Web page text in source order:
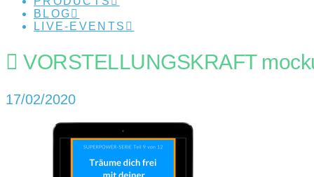
BLOG
LIVE-EVENTS
VORSTELLUNGSKRAFT
17/02/2020